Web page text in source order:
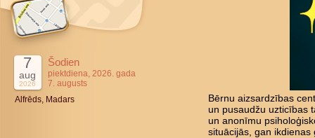
7
aug
2026
Šodien
piektdiena, 2026. gada
7. augusts
Alfrēds, Madars
Bērnu aizsardzības
un pusaudžu uzticības
un anonīmu
situācijās, gan ikdienas